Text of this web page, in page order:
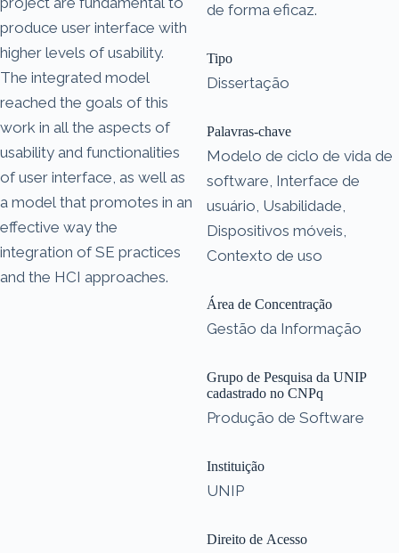
produce user interface with
higher levels of usability.
The integrated model
reached the goals of this
work in all the aspects of
usability and functionalities
of user interface, as well as
a model that promotes in an
effective way the
integration of SE practices
and the HCI approaches.
de forma eficaz.
Tipo
Dissertação
Palavras-chave
Modelo de ciclo de vida de
software, Interface de
usuário, Usabilidade,
Dispositivos móveis,
Contexto de uso
Área de Concentração
Gestão da Informação
Grupo de Pesquisa da UNIP
cadastrado no CNPq
Produção de Software
Instituição
UNIP
Direito de Acesso